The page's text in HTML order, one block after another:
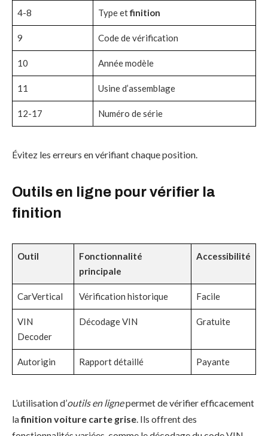
4-8 Type etfinition
9 Code de vérification
10 Année modèle
11 Usine d’assemblage
12-17 Numéro de série
Évitez les erreurs en vérifiant chaque position.
Outils en ligne pour vérifier la
finition
Outil
Fonctionnalité
principale
Accessibilité
CarVertical Vérification historique Facile
VIN
Decoder
Décodage VIN Gratuite
Autorigin Rapport détaillé Payante
L’utilisation d’outils en lignepermet de vérifier efficacement
lafinition voiture carte grise. Ils offrent des